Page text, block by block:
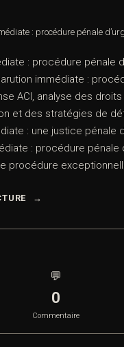
: procédure pénale
: procédure pénale
immédiate :
ACI, analyse des
et des stratégies de
: une justice pénale
: procédure pénale
procédure
💬
0
Commentaire